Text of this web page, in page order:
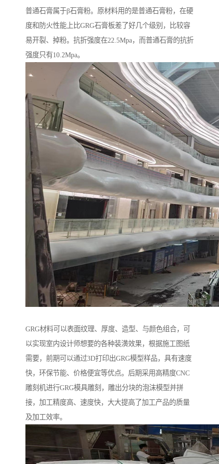
普通石膏属于β石膏粉。原材料用的是普通石膏粉，在硬
度和防火性能上比GRG石膏板差了好几个级别，比较容
易开裂、掉粉。抗折强度在22.5Mpa，而普通石膏的抗折
强度只有10.2Mpa。
GRG材料可以表面纹理、厚度、造型、与颜色组合，可
以实现室内设计师想要的各种装潢效果，根据施工图纸
需要，前期可以通过3D打印出GRG模型样品，具有速度
快，环保节能、价格便宜等优点。后期采用高精度CNC
雕刻机进行GRG模具雕刻，雕出分块的泡沫模型并拼
接，加工精度高、速度快，大大提高了加工产品的质量
及加工效率。